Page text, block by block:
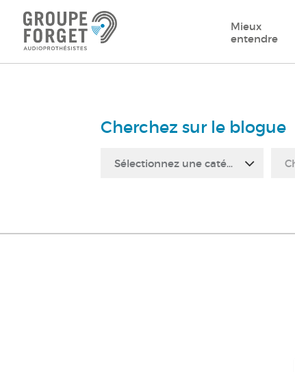
Mieux
entendre
Cherchez sur le blogue
Sélectionnez une catégorie